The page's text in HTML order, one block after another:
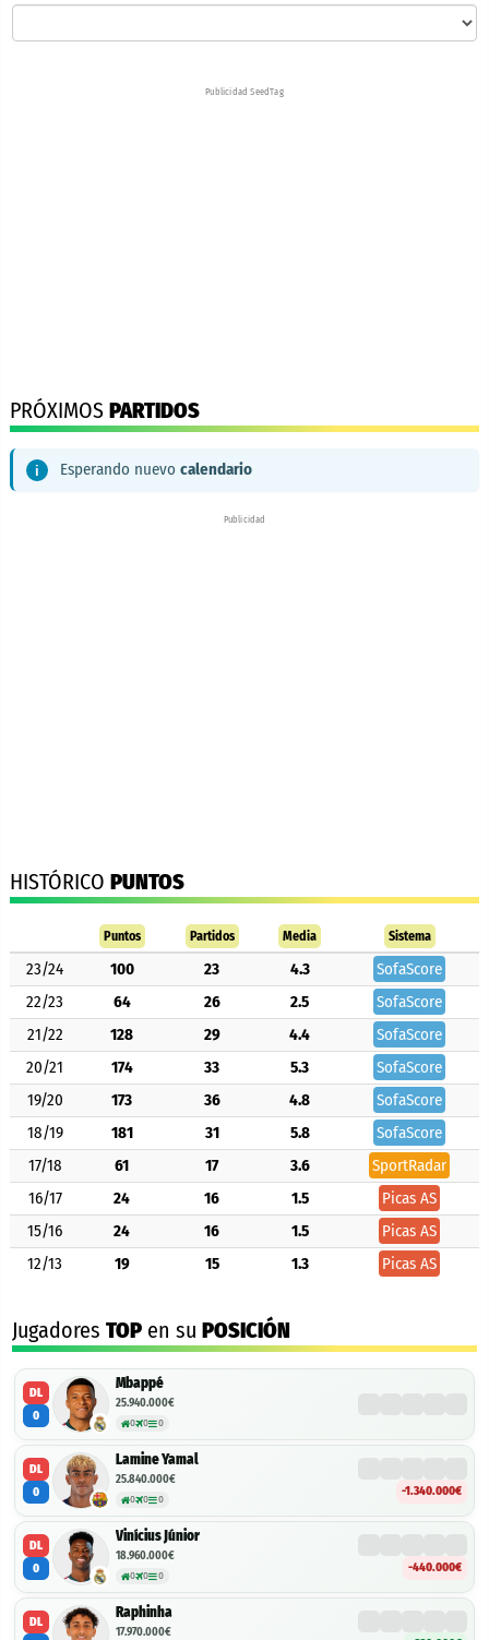
Publicidad SeedTag
PRÓXIMOS PARTIDOS
Esperando nuevo calendario
Publicidad
HISTÓRICO PUNTOS
Puntos Partidos Media Sistema
23/24 100 23 4.3
SofaScore
22/23
64 26 2.5
SofaScore
21/22
128 29 4.4
SofaScore
20/21
174 33 5.3
SofaScore
19/20
173 36 4.8
SofaScore
18/19
181 31 5.8
SofaScore
17/18
61 17 3.6
SportRadar
16/17
24 16 1.5
Picas AS
15/16
24 16 1.5
Picas AS
12/13
19 15 1.3 Picas AS
Jugadores TOP en su POSICIÓN
DL
0
Mbappé
25.940.000€
0 0 0
DL
0
Lamine Yamal
25.840.000€
0 0 0
-1.340.000€
DL
0
Vinícius Júnior
18.960.000€
0 0 0
-440.000€
DL
Raphinha
17.970.000€